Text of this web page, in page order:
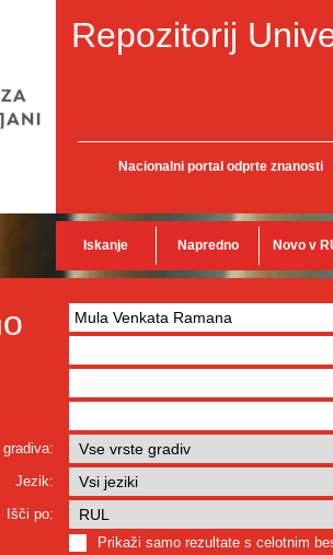
Repozitorij
Nacionalni portal odprte znanosti
Iskanje Napredno Novo v
Jezik:
Išči po:
Prikaži samo rezultate s celotnim